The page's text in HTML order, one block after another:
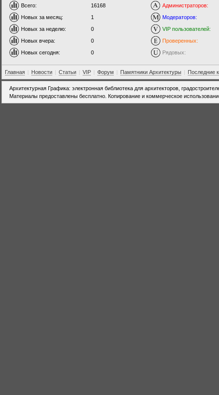
Всего:
16168
Новых за месяц:
1
Новых за неделю:
0
Новых вчера:
0
Новых сегодня:
0
Администраторов:
Модераторов:
VIP пользователей:
Проверенных:
Рядовых:
Главная | Новости | Статьи | VIP | Форум | Памятники Архитектуры | Последние
Архитектурная Графика: электронная библиотека для архитекторов,
Материалы предоставлены бесплатно. Копирование и коммерческое